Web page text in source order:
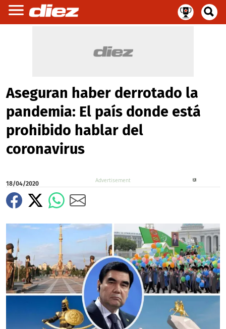
Aseguran haber derrotado la
pandemia: El país donde está
prohibido hablar del
coronavirus
18/04/2020
X